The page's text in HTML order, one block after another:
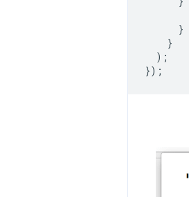
}
}
);
});